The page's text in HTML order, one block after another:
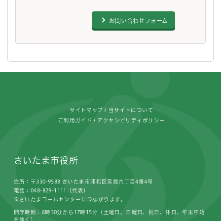
お問い合わせフォーム
サイトマップ 当サイトについて
ご利用ガイド アクセシビリティポリシー
さいたま市役所
住所：〒330-9588 さいたま市浦和区常盤六丁目4番4号
電話：048-829-1111（代表）
※さいたまコールセンターにつながります。
開庁時間：8時30分から17時15分（土曜日、日曜日、祝日、休日、年末年始
を除く）